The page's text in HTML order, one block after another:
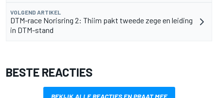
VOLGEND ARTIKEL
DTM-race Norisring 2: Thiim pakt tweede zege en leiding
in DTM-stand
BESTE REACTIES
BEKIJK ALLE REACTIES EN PRAAT MEE